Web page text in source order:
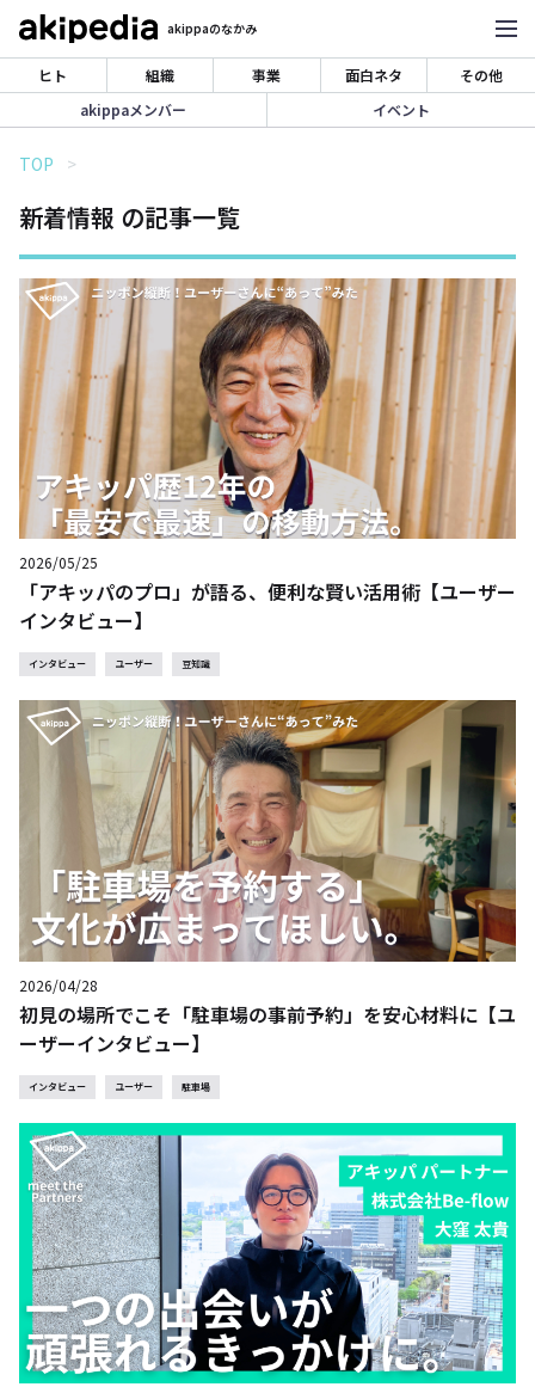
akippaのなかみ
ヒト 組織 事業 面白ネタ
その他
akippaメンバー
イベント
TOP
新着情報 の記事一覧
2026/05/25
「アキッパのプロ」が語る、便利な賢い活用術【ユーザー
インタビュー】
インタビュー ユーザー 豆知識
2026/04/28
初見の場所でこそ「駐車場の事前予約」を安心材料に【ユ
ーザーインタビュー】
インタビュー ユーザー 駐車場